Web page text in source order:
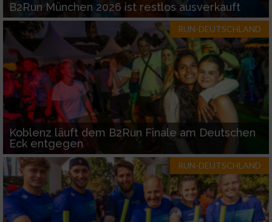
B2Run München 2026 ist restlos ausverkauft
RUN-DEUTSCHLAND
Koblenz läuft dem B2Run Finale am Deutschen
Eck entgegen
RUN-DEUTSCHLAND